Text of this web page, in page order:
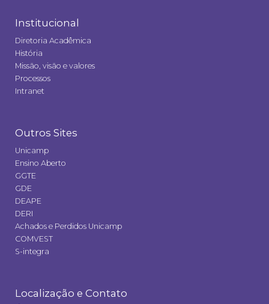
Institucional
Diretoria Acadêmica
História
Missão, visão e valores
Processos
Intranet
Outros Sites
Unicamp
Ensino Aberto
GGTE
GDE
DEAPE
DERI
Achados e Perdidos Unicamp
COMVEST
S-integra
Localização e Contato